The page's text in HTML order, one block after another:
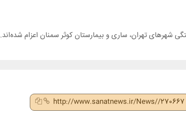
شهرهای تهران، ساری و بیمارستان کوثر سمنان اعزام شده‌اند.
http://www.sanatnews.ir/News//270667